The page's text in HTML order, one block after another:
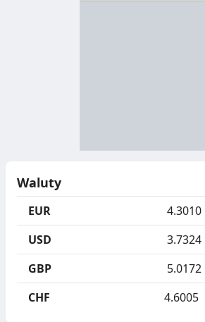
N
E
,
S
E
B
C
J
A
Waluty
EUR
4.3010
USD 3.7324
GBP 5.0172
CHF 4.6005